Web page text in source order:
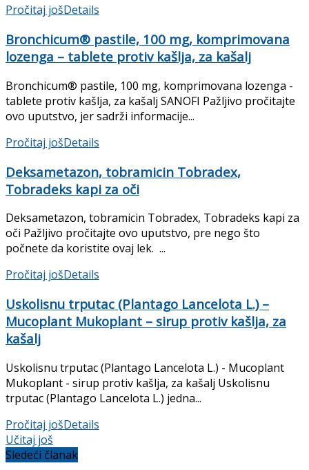
Pročitaj jošDetails
Bronchicum® pastile, 100 mg, komprimovana
lozenga – tablete protiv kašlja, za kašalj
Bronchicum® pastile, 100 mg, komprimovana lozenga -
tablete protiv kašlja, za kašalj SANOFI Pažljivo pročitajte
ovo uputstvo, jer sadrži informacije...
Pročitaj jošDetails
Deksametazon, tobramicin Tobradex,
Tobradeks kapi za oči
Deksametazon, tobramicin Tobradex, Tobradeks kapi za
oči Pažljivo pročitajte ovo uputstvo, pre nego što
počnete da koristite ovaj lek. ...
Pročitaj jošDetails
Uskolisnu trputac (Plantago Lancelota L.) –
Mucoplant Mukoplant – sirup protiv kašlja, za
kašalj
Uskolisnu trputac (Plantago Lancelota L.) - Mucoplant
Mukoplant - sirup protiv kašlja, za kašalj Uskolisnu
trputac (Plantago Lancelota L.) jedna...
Pročitaj jošDetails
Učitaj još
Sledeći članak